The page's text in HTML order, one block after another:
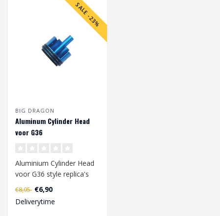
SALE -23%
BIG DRAGON
Aluminum Cylinder Head
voor G36
Aluminium Cylinder Head
voor G36 style replica's
Voorzien van dubbele o-
ring sea..
€8,95 €6,90
Deliverytime